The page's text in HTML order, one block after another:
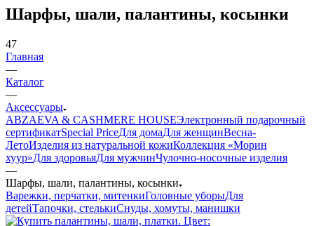
Шарфы, шали, палантины, косынки
47
Главная
—
Каталог
—
Аксессуары
ABZAEVA & CASHMERE HOUSEЭлектронный подарочный
сертификатSpecial PriceДля домаДля женщинВесна-
ЛетоИзделия из натуральной кожиКоллекция «Морин
хуур»Для здоровьяДля мужчинЧулочно-носочные изделия
—
Шарфы, шали, палантины, косынки
Варежки, перчатки, митенкиГоловные уборыДля
детейТапочки, стелькиСнуды, хомуты, манишки